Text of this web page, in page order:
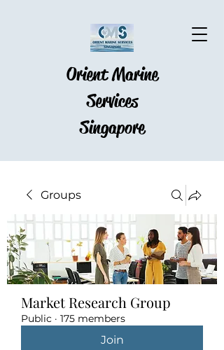
Orient Marine
Services
Singapore
Groups
Market Research Group
Public · 175 members
Join